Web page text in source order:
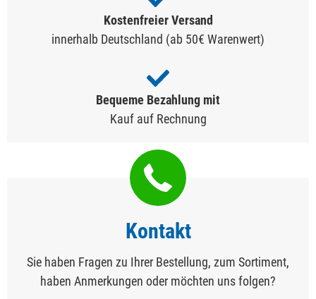
Kostenfreier Versand
innerhalb Deutschland (ab 50€ Warenwert)
Bequeme Bezahlung mit
Kauf auf Rechnung
Kontakt
Sie haben Fragen zu Ihrer Bestellung, zum Sortiment,
haben Anmerkungen oder möchten uns folgen?